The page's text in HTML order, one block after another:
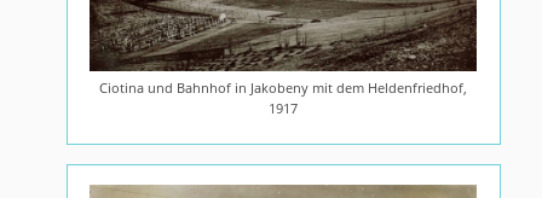
Ciotina und Bahnhof in Jakobeny mit dem Heldenfriedhof,
1917